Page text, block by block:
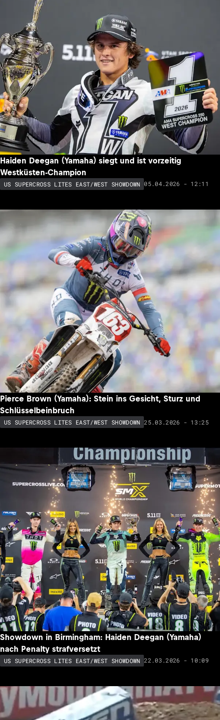
Haiden Deegan (Yamaha) siegt und ist vorzeitig
Westküsten-Champion
US SUPERCROSS LITES EAST/WEST SHOWDOWN 05.04.2026 - 12:11
Pierce Brown (Yamaha): Stein ins Gesicht, Sturz und
Schlüsselbeinbruch
US SUPERCROSS LITES EAST/WEST SHOWDOWN 25.03.2026 - 13:25
Showdown in Birmingham: Haiden Deegan (Yamaha)
nach Penalty strafversetzt
US SUPERCROSS LITES EAST/WEST SHOWDOWN 22.03.2026 - 10:09